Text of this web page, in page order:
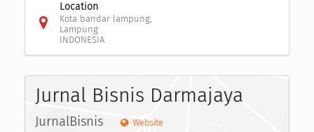
Location
Kota bandar lampung,
Lampung
INDONESIA
Jurnal Bisnis Darmajaya
JurnalBisnis Website